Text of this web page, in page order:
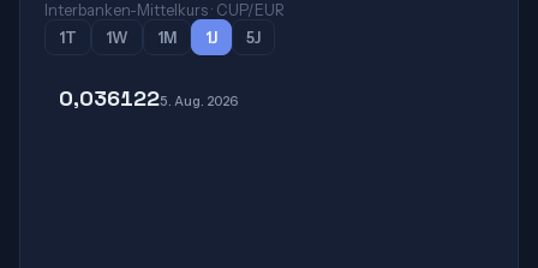
Interbanken-Mittelkurs · CUP/EUR
1T
1W 1M 1J 5J
0,0361225. Aug. 2026